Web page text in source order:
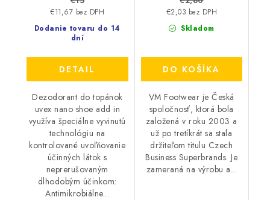
Dodanie tovaru do 14
dní
€11,67 bez DPH
DETAIL
Dezodorant do topánok
uvex nano shoe add in
využíva špeciálne vyvinutú
technológiu na
kontrolované uvoľňovanie
účinných látok s
neprerušovaným
dlhodobým účinkom:
Antimikrobiálne...
Skladom
€2,03 bez DPH
DO KOŠÍKA
VM Footwear je Česká
spoločnosť, ktorá bola
založená v roku 2003 a
už po tretíkrát sa stala
držiteľom titulu Czech
Business Superbrands. Je
zameraná na výrobu a...